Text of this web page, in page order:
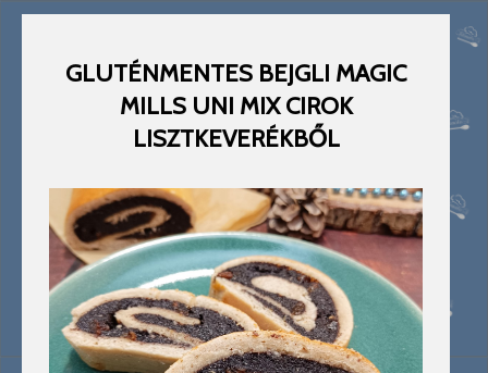
GLUTÉNMENTES BEJGLI MAGIC
MILLS UNI MIX CIROK
LISZTKEVERÉKBŐL